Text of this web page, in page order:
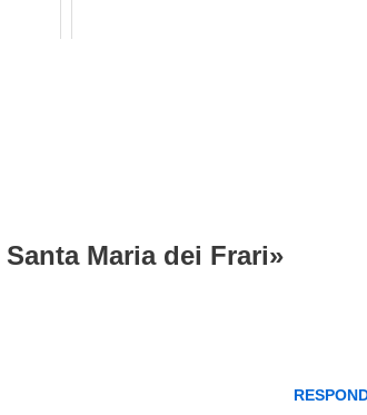
Maria dei Frari»